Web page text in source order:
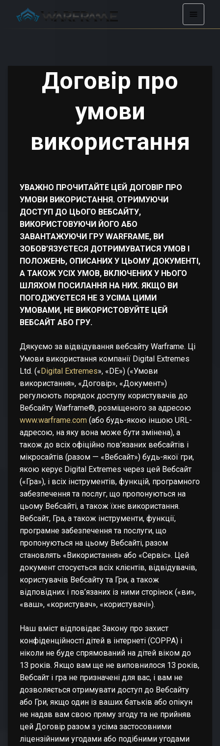
Договір про
умови
використання
УВАЖНО ПРОЧИТАЙТЕ ЦЕЙ ДОГОВІР ПРО
УМОВИ ВИКОРИСТАННЯ. ОТРИМУЮЧИ
ДОСТУП ДО ЦЬОГО ВЕБСАЙТУ,
ВИКОРИСТОВУЮЧИ ЙОГО АБО
ЗАВАНТАЖУЮЧИ ГРУ WARFRAME, ВИ
ЗОБОВ’ЯЗУЄТЕСЯ ДОТРИМУВАТИСЯ УМОВ І
ПОЛОЖЕНЬ, ОПИСАНИХ У ЦЬОМУ ДОКУМЕНТІ,
А ТАКОЖ УСІХ УМОВ, ВКЛЮЧЕНИХ У НЬОГО
ШЛЯХОМ ПОСИЛАННЯ НА НИХ. ЯКЩО ВИ
ПОГОДЖУЄТЕСЯ НЕ З УСІМА ЦИМИ
УМОВАМИ, НЕ ВИКОРИСТОВУЙТЕ ЦЕЙ
ВЕБСАЙТ АБО ГРУ.
Дякуємо за відвідування вебсайту Warframe. Ці
Умови використання компанії Digital Extremes
Ltd. (« Digital Extremes», «DE») («Умови
використання», «Договір», «Документ»)
регулюють порядок доступу користувачів до
Вебсайту Warframe®, розміщеного за адресою
www.warframe.com (або будь-якою іншою URL-
адресою, на яку вона може бути змінена), а
також до всіх офіційно пов’язаних вебсайтів і
мікросайтів (разом — «Вебсайт») будь-якої гри,
якою керує Digital Extremes через цей Вебсайт
(«Гра»), і всіх інструментів, функцій, програмного
забезпечення та послуг, що пропонуються на
цьому Вебсайті, а також їхнє використання.
Вебсайт, Гра, а також інструменти, функції,
програмне забезпечення та послуги, що
пропонуються на цьому Вебсайті, разом
становлять «Використання» або «Сервіс». Цей
документ стосується всіх клієнтів, відвідувачів,
користувачів Вебсайту та Гри, а також
відповідних і пов’язаних із ними сторінок («ви»,
«ваш», «користувач», «користувачі»).
Наш вміст відповідає Закону про захист
конфіденційності дітей в інтернеті (COPPA) і
ніколи не буде спрямований на дітей віком до
13 років. Якщо вам ще не виповнилося 13 років,
Вебсайт і гра не призначені для вас, і вам не
дозволяється отримувати доступ до Вебсайту
або Гри, якщо один із ваших батьків або опікун
не надав вам свою пряму згоду та не прийняв
цей Договір разом з усіма застосовними
ліцензійними угодами або подібними угодами